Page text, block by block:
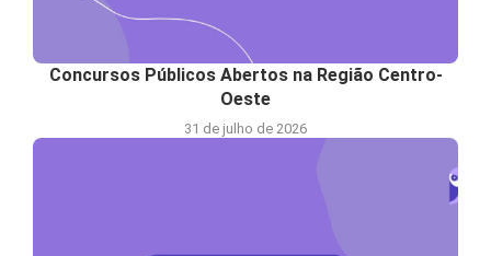
Concursos Públicos Abertos na Região Centro-
Oeste
31 de julho de 2026